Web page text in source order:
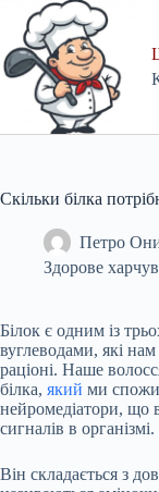
content
Скільки білка
Петро
Здорове
Білок є одним із
вуглеводами, які
раціоні. Наше
білка, який ми
нейромедіатори, що
сигналів в організмі.
Він складається з